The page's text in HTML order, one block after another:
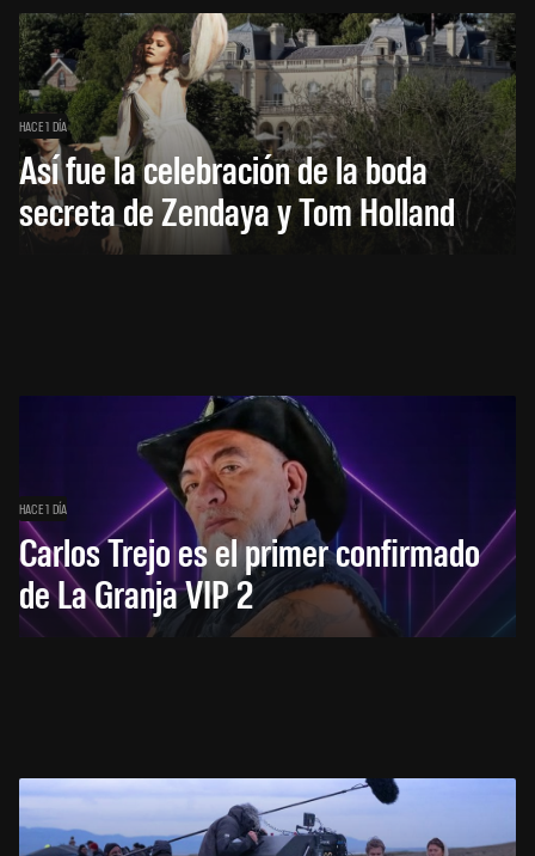
HACE 1 DÍA
Así fue la celebración de la boda
secreta de Zendaya y Tom Holland
HACE 1 DÍA
Carlos Trejo es el primer confirmado
de La Granja VIP 2